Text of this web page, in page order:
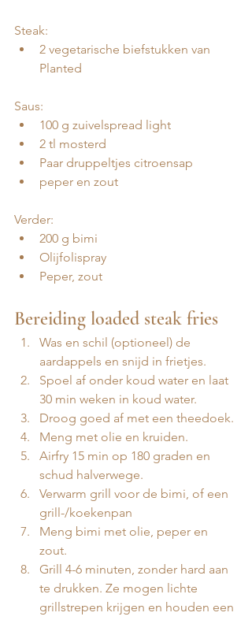
Steak:
2 vegetarische biefstukken van
Planted
Saus:
100 g zuivelspread light
2 tl mosterd
Paar druppeltjes citroensap
peper en zout
Verder:
200 g bimi
Olijfolispray
Peper, zout
Bereiding loaded steak fries
Was en schil (optioneel) de
aardappels en snijd in frietjes.
Spoel af onder koud water en laat
30 min weken in koud water.
Droog goed af met een theedoek.
Meng met olie en kruiden.
Airfry 15 min op 180 graden en
schud halverwege.
Verwarm grill voor de bimi, of een
grill-/koekenpan
Meng bimi met olie, peper en
zout.
Grill 4-6 minuten, zonder hard aan
te drukken. Ze mogen lichte
grillstrepen krijgen en houden een